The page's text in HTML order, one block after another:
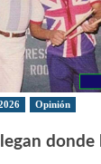
Opinión